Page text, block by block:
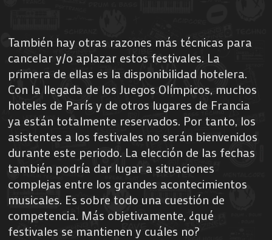
También hay otras razones más técnicas para
cancelar y/o aplazar estos festivales. La
primera de ellas es la disponibilidad hotelera.
Con la llegada de los Juegos Olímpicos, muchos
hoteles de París y de otros lugares de Francia
ya están totalmente reservados. Por tanto, los
asistentes a los festivales no serán bienvenidos
durante este periodo. La elección de las fechas
también podría dar lugar a situaciones
complejas entre los grandes acontecimientos
musicales. Es sobre todo una cuestión de
competencia. Más objetivamente, ¿qué
festivales se mantienen y cuáles no?